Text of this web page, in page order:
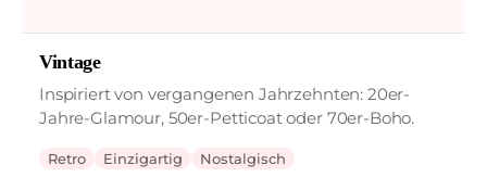
Vintage
Inspiriert von vergangenen Jahrzehnten: 20er-
Jahre-Glamour, 50er-Petticoat oder 70er-Boho.
Retro Einzigartig Nostalgisch